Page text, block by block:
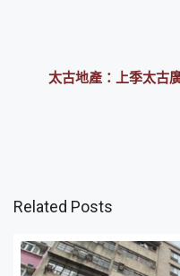
太古地產：上季太古
Related Posts